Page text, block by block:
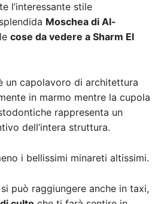
l’interessante stile
Moschea di Al-
cose da vedere a Sharm El
un capolavoro di architettura
in marmo mentre la cupola
rappresenta un
dell’intera struttura.
i bellissimi minareti altissimi.
può raggiungere anche in taxi,